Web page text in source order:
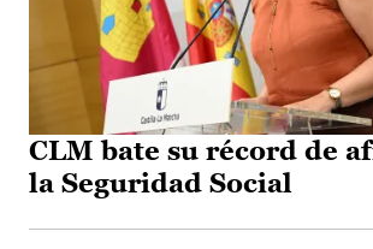
CLM bate su récord de
la Seguridad Social